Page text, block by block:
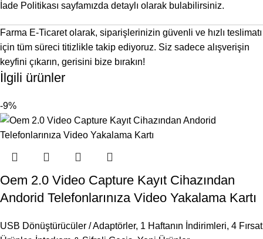
İade Politikası sayfamızda detaylı olarak bulabilirsiniz.
Farma E-Ticaret olarak, siparişlerinizin güvenli ve hızlı teslimatı
için tüm süreci titizlikle takip ediyoruz. Siz sadece alışverişin
keyfini çıkarın, gerisini bize bırakın!
İlgili ürünler
-9%
Oem 2.0 Video Capture Kayıt Cihazından
Andorid Telefonlarınıza Video Yakalama Kartı
USB Dönüştürücüler / Adaptörler, 1 Haftanın İndirimleri, 4 Fırsat